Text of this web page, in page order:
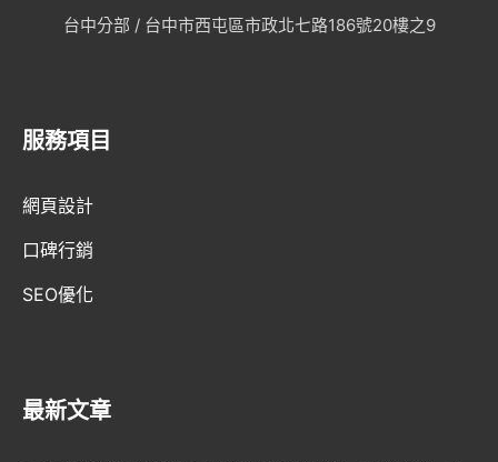
WordPress
台中分部 / 台中市西屯區市政北七路186號20樓之9
服務項目
網頁設計
口碑行銷
SEO優化
最新文章